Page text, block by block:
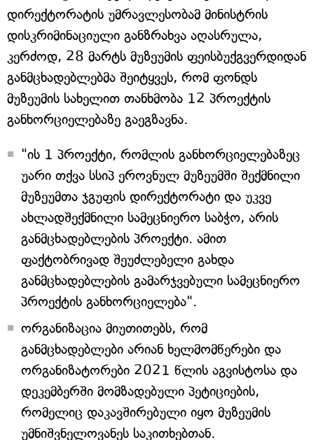
დირექტორატის უმრავლესობამ მინისტრის
დისკრიმინაციული განზრახვა აღასრულა,
კერძოდ, 28 მარტს მუზეუმის ფეისბუქგვერდიდან
განმცხადებლებმა შეიტყვეს, რომ ფონდს
მუზეუმის სახელით თანხმობა 12 პროექტის
განხორციელებაზე გაეგზავნა.
"ის 1 პროექტი, რომლის განხორციელებაზეც
უარი თქვა სსიპ ეროვნულ მუზეუმში შექმნილი
მუზეუმთა ჯგუფის დირექტორატი და უკვე
ახლადშექმნილი სამეცნიერო საბჭო, არის
განმცხადებლების პროექტი. ამით
ფაქტობრივად შეუძლებელი გახდა
განმცხადებლების გამარჯვებული სამეცნიერო
პროექტის განხორციელება".
ორგანიზაცია მიუთითებს, რომ
განმცხადებლები არიან ხელმომწერები და
ორგანიზატორები 2021 წლის აგვისტოსა და
დეკემბერში მომზადებული პეტიციების,
რომელიც დაკავშირებული იყო მუზეუმის
უმნიშვნელოვანეს საკითხებთან.